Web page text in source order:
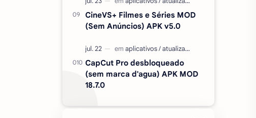
CineVS+ Filmes e Séries MOD
(Sem Anúncios) APK v5.0
CapCut Pro desbloqueado
(sem marca d'agua) APK MOD
18.7.0